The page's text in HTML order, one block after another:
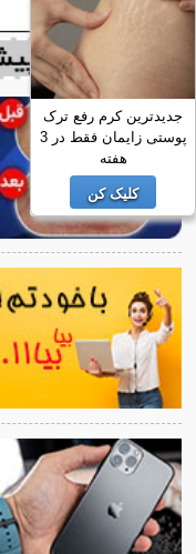
جدیدترین کرم رفع ترک
پوستی زایمان فقط در 3
هفته
کلیک کن